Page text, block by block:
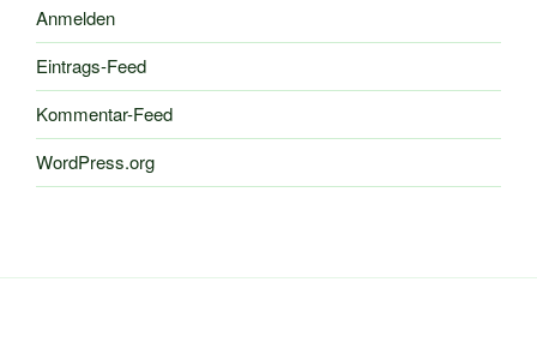
Anmelden
Eintrags-Feed
Kommentar-Feed
WordPress.org